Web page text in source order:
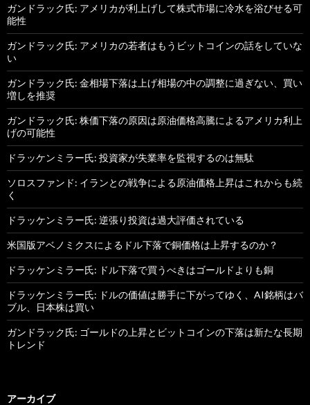
ガンドラック氏: アメリカが利上げして株式市場に冷水を浴びせる可
能性
ガンドラック氏: アメリカの若者はもうビットコインの話をしていな
い
ガンドラック氏: 金相場下落は上げ相場の中の調整に過ぎない、買い
増しを推奨
ガンドラック氏: 株価下落の原因は原油価格高騰によるアメリカ利上
げの可能性
ドラッケンミラー氏: 投資家が失業率を監視するのは無駄
ソロスファンド: イランとの戦争による原油価格上昇はこれからも続
く
ドラッケンミラー氏: 逆張り投資は過大評価されている
米国版アベノミクスによるドル下落で銅価格は上昇するのか？
ドラッケンミラー氏: ドル下落で買うべきはゴールドよりも銅
ドラッケンミラー氏: ドルの価値は勝手に下がってゆく、AI銘柄はバ
ブル、日本株は買い
ガンドラック氏: ゴールドの上昇とビットコインの下落は新たな長期
トレンド
アーカイブ